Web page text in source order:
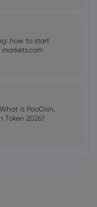
how to start
is PooCoin,
Token 2026?